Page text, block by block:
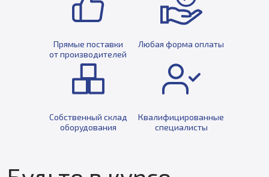
Прямые поставки
от производителей
Любая форма оплаты
Собственный склад
оборудования
Квалифицированные
специалисты